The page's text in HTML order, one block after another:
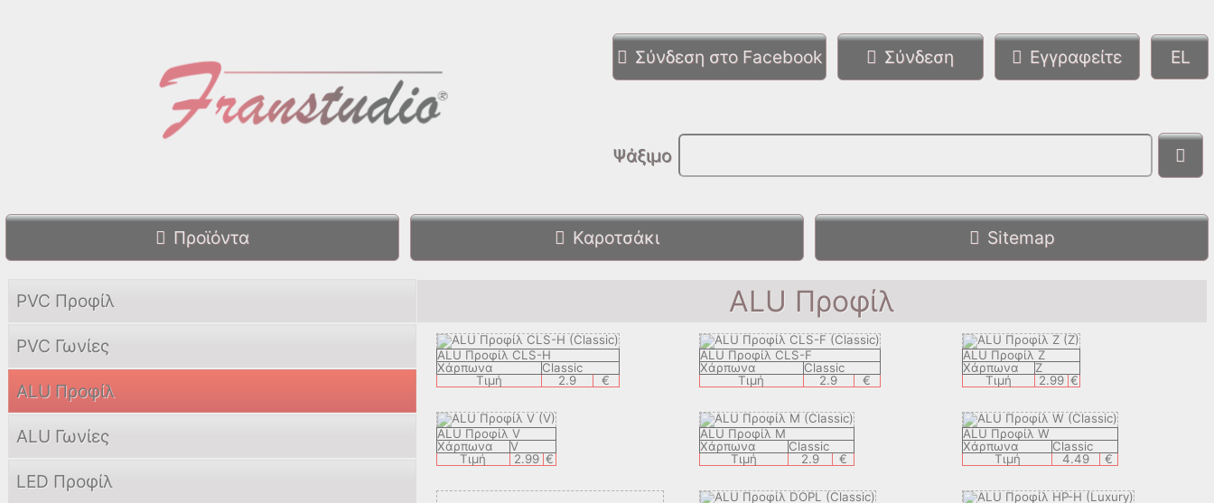
Σύνδεση στο Facebook Σύνδεση Εγγραφείτε
Ψάξιμο
Προϊόντα Καροτσάκι Sitemap
PVC Προφίλ
PVC Γωνίες
ALU Προφίλ
ALU Γωνίες
LED Προφίλ
ALU Προφίλ
ALU Προφίλ CLS-H
Χάρπωνα
Classic
Τιμή
2.9 €
ALU Προφίλ CLS-F
Χάρπωνα
Classic
Τιμή
2.9 €
ALU Προφίλ Z
Χάρπωνα
Z
Τιμή
2.99 €
ALU Προφίλ V
Χάρπωνα
V
Τιμή
2.99 €
ALU Προφίλ M
Χάρπωνα
Classic
Τιμή
2.9 €
ALU Προφίλ W
Χάρπωνα
Classic
Τιμή
4.49 €